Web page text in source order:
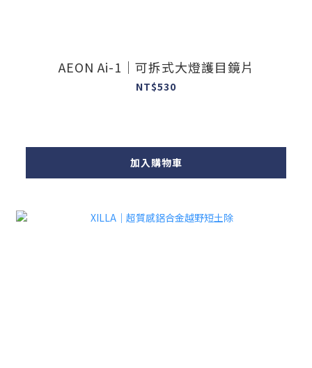
AEON Ai-1｜可拆式大燈護目鏡片
NT$530
加入購物車